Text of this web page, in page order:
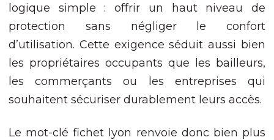
logique simple : offrir un haut niveau de
protection sans négliger le confort
d’utilisation. Cette exigence séduit aussi bien
les propriétaires occupants que les bailleurs,
les commerçants ou les entreprises qui
souhaitent sécuriser durablement leurs accès.
Le mot-clé fichet lyon renvoie donc bien plus
Marketing
En partageant
votre intérêt et
votre
comportement
lorsque vous
visitez notre
chances de voir